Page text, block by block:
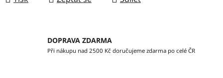
DOPRAVA ZDARMA
Při nákupu nad 2500 Kč doručujeme zdarma po celé ČR